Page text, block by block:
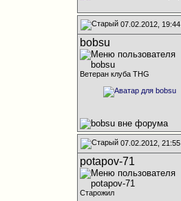
07.02.2012, 19:44
bobsu
Ветеран клуба THG
07.02.2012, 21:55
potapov-71
Старожил